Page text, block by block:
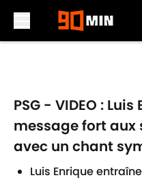
PSG - VIDEO :
message fort
avec un chant
Luis Enrique